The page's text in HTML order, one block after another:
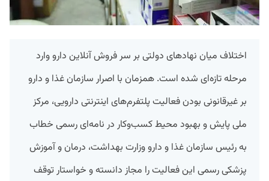
اختلاف میان نهادهای دولتی بر سر فروش آنلاین دارو وارد
مرحله تازه‌ای شده است. همزمان با اصرار سازمان غذا و دارو
بر غیرقانونی بودن فعالیت پلتفرم‌های اینترنتی دارویی، مرکز
ملی پایش و بهبود محیط کسب‌وکار در نامه‌ای رسمی خطاب
به رئیس سازمان غذا و دارو وزارت بهداشت، درمان و آموزش
پزشکی رسمی این فعالیت را مجاز دانسته و خواستار توقف